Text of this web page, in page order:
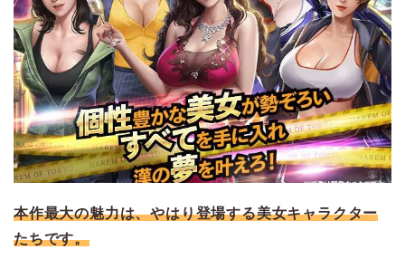
本作最大の魅力は、やはり登場する美女キャラクター
たちです。